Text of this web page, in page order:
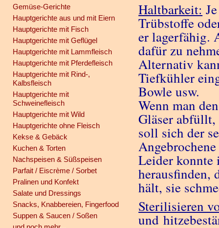
Gemüse-Gerichte
Hauptgerichte aus und mit Eiern
Hauptgerichte mit Fisch
Hauptgerichte mit Geflügel
Hauptgerichte mit Lammfleisch
Hauptgerichte mit Pferdefleisch
Hauptgerichte mit Rind-,
Kalbsfleisch
Hauptgerichte mit
Schweinefleisch
Hauptgerichte mit Wild
Hauptgerichte ohne Fleisch
Kekse & Gebäck
Kuchen & Torten
Nachspeisen & Süßspeisen
Parfait / Eiscrème / Sorbet
Pralinen und Konfekt
Salate und Dressings
Snacks, Knabbereien, Fingerfood
Suppen & Saucen / Soßen
Haltbarkeit:
Trübstoffe
er lagerfähig.
dafür zu
Alternativ
Tiefkühler
Bowle usw.
Wenn man
Gläser
soll sich der
Leider konnte
herausfinden,
hält, sie
Sterilisieren
und